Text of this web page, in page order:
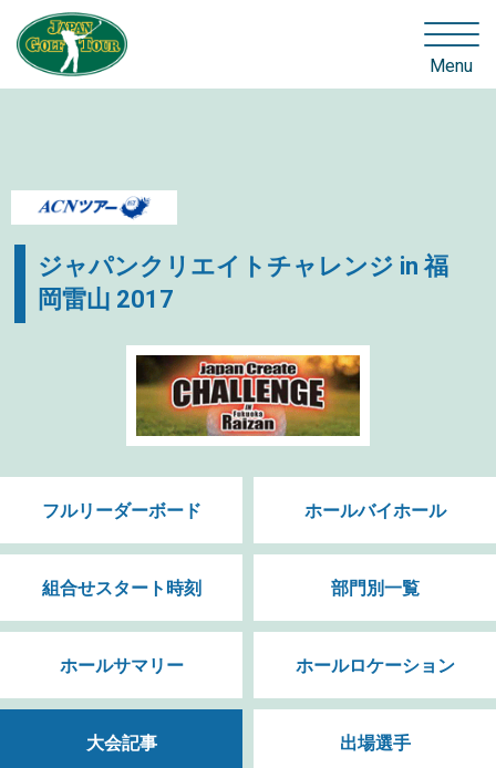
Menu
ジャパンクリエイトチャレンジ in 福
岡雷山 2017
フルリーダーボード ホールバイホール
組合せスタート時刻 部門別一覧
ホールサマリー ホールロケーション
大会記事 出場選手